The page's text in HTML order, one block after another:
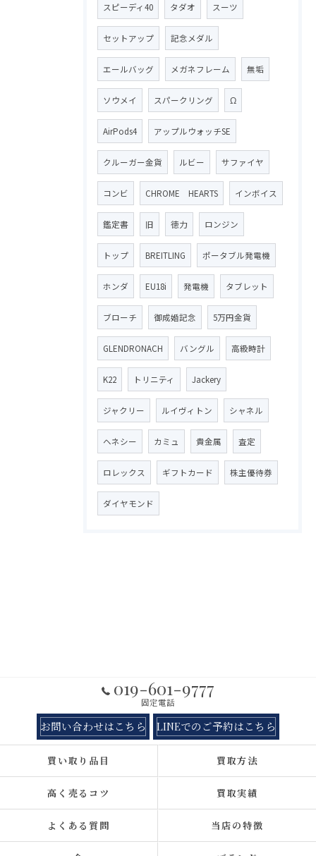
スピーディ40 タダオ スーツ
セットアップ 記念メダル
エールバッグ メガネフレーム 無垢
ソウメイ スパークリング Ω
AirPods4 アップルウォッチSE
クルーガー金貨 ルビー サファイヤ
コンビ CHROME HEARTS インボイス
鑑定書 旧 徳力 ロンジン
トップ BREITLING ポータブル発電機
ホンダ EU18i 発電機 タブレット
ブローチ 御成婚記念 5万円金貨
GLENDRONACH バングル 高級時計
K22 トリニティ Jackery
ジャクリー ルイヴィトン シャネル
ヘネシー カミュ 貴金属 査定
ロレックス ギフトカード 株主優待券
ダイヤモンド
019-601-9777
固定電話
お問い合わせはこちら LINEでのご予約はこちら
買い取り品目 買取方法
高く売るコツ 買取実績
よくある質問 当店の特徴